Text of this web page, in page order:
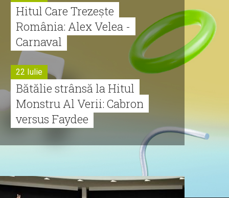
Hitul Care Trezește
România: Alex Velea -
Carnaval
22 Iulie
Bătălie strânsă la Hitul
Monstru Al Verii: Cabron
versus Faydee
Cabron vine cu Hitul